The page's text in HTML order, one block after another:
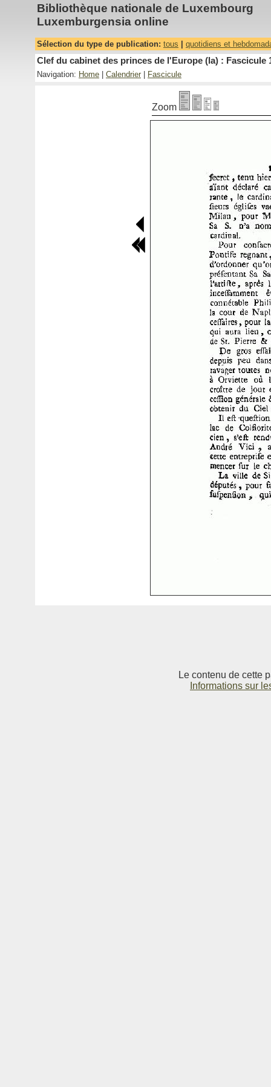
Bibliothèque nationale de Luxembourg
Luxemburgensia online
Sélection du type de publication: tous quotidiens et
Clef du cabinet des princes de l'Europe (la) : Fascicule
Navigation: Home Calendrier Fascicule
Zoom
Le contenu de cette
Informations sur